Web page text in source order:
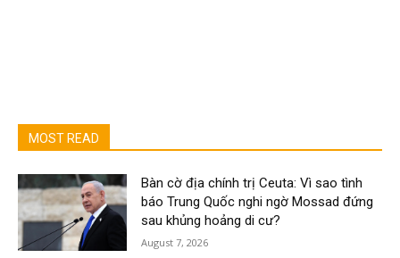
MOST READ
Bàn cờ địa chính trị Ceuta: Vì sao tình
báo Trung Quốc nghi ngờ Mossad đứng
sau khủng hoảng di cư?
August 7, 2026